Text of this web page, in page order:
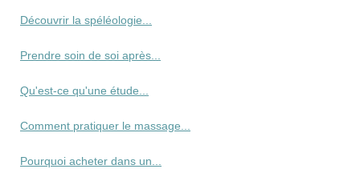
Découvrir la spéléologie...
Prendre soin de soi après...
Qu'est-ce qu'une étude...
Comment pratiquer le massage...
Pourquoi acheter dans un...